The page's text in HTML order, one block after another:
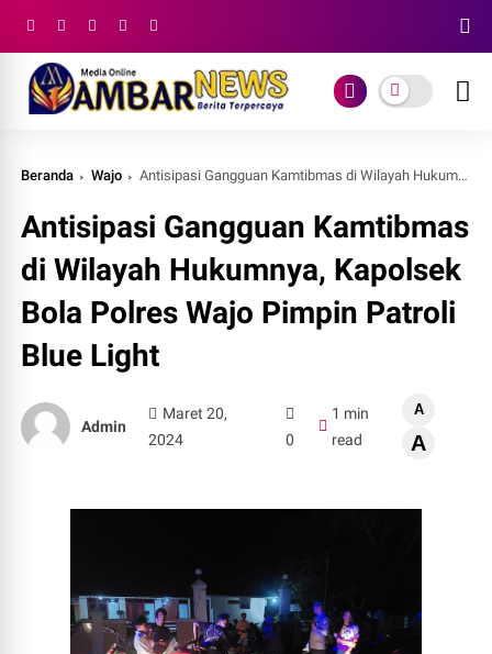
Beranda Wajo Antisipasi Gangguan Kamtibmas di Wilayah Hukumnya, Kapolsek Bola Polres Wajo Pimpin Patroli Blue Light
Antisipasi Gangguan Kamtibmas
di Wilayah Hukumnya, Kapolsek
Bola Polres Wajo Pimpin Patroli
Blue Light
Admin
Maret 20,
2024
0
1 min
read
A
A